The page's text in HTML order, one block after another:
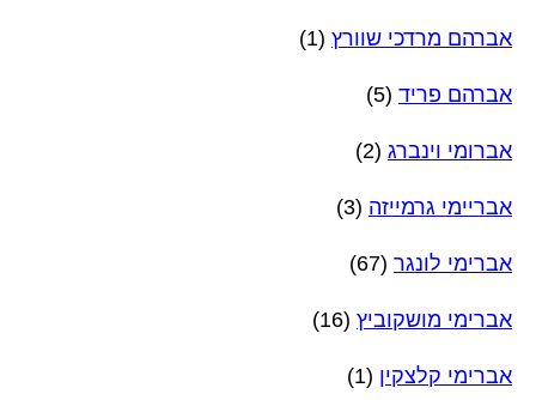
אברהם מרדכי שוורץ (1)
אברהם פריד (5)
אברומי וינברג (2)
אבריימי גרמייזה (3)
אברימי לונגר (67)
אברימי מושקוביץ (16)
אברימי קלצקין (1)